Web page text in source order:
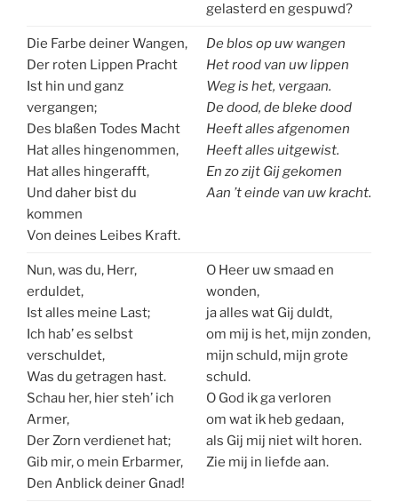
gelasterd en gespuwd?
Die Farbe deiner Wangen,
Der roten Lippen Pracht
Ist hin und ganz
vergangen;
Des blaßen Todes Macht
Hat alles hingenommen,
Hat alles hingerafft,
Und daher bist du
kommen
Von deines Leibes Kraft.
De blos op uw wangen
Het rood van uw lippen
Weg is het, vergaan.
De dood, de bleke dood
Heeft alles afgenomen
Heeft alles uitgewist.
En zo zijt Gij gekomen
Aan ’t einde van uw kracht.
Nun, was du, Herr,
erduldet,
Ist alles meine Last;
Ich hab’ es selbst
verschuldet,
Was du getragen hast.
Schau her, hier steh’ ich
Armer,
Der Zorn verdienet hat;
Gib mir, o mein Erbarmer,
Den Anblick deiner Gnad!
O Heer uw smaad en
wonden,
ja alles wat Gij duldt,
om mij is het, mijn zonden,
mijn schuld, mijn grote
schuld.
O God ik ga verloren
om wat ik heb gedaan,
als Gij mij niet wilt horen.
Zie mij in liefde aan.